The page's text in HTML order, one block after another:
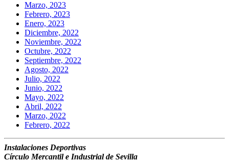
Marzo, 2023
Febrero, 2023
Enero, 2023
Diciembre, 2022
Noviembre, 2022
Octubre, 2022
Septiembre, 2022
Agosto, 2022
Julio, 2022
Junio, 2022
Mayo, 2022
Abril, 2022
Marzo, 2022
Febrero, 2022
Instalaciones Deportivas
Círculo Mercantil e Industrial de Sevilla